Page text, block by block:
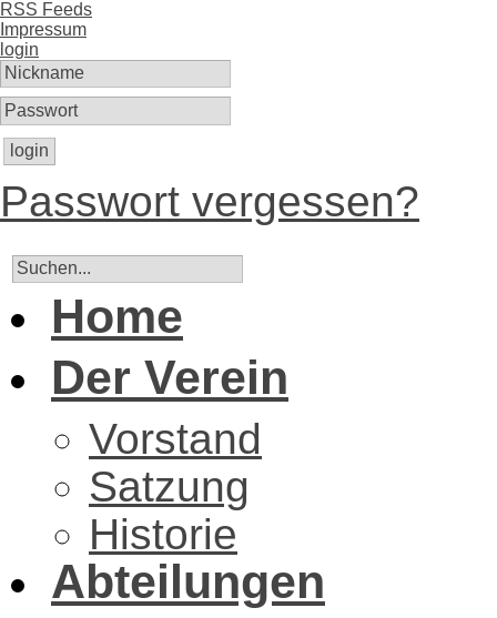
RSS Feeds
Impressum
login
login
Passwort vergessen?
Home
Der Verein
Vorstand
Satzung
Historie
Abteilungen